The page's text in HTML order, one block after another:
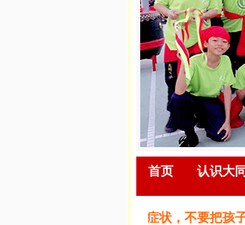
首页 认识大同
***家属如有以下症状，不要把孩子送